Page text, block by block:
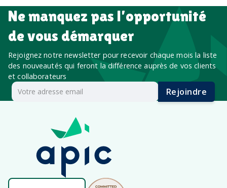
Ne manquez pas l’opportunité
de vous démarquer
Rejoignez notre newsletter pour recevoir chaque mois la liste
des nouveautés qui feront la différence auprès de vos clients
et collaborateurs
Rejoindre